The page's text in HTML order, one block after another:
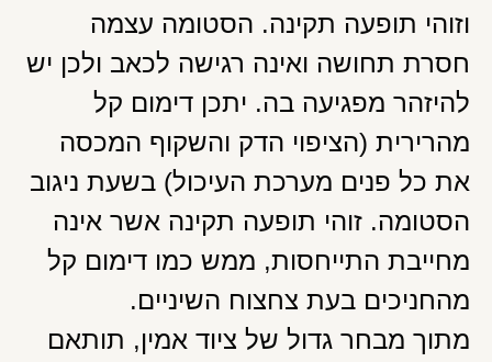
וזוהי תופעה תקינה. הסטומה עצמה
חסרת תחושה ואינה רגישה לכאב ולכן יש
להיזהר מפגיעה בה. יתכן דימום קל
מהרירית (הציפוי הדק והשקוף המכסה
את כל פנים מערכת העיכול) בשעת ניגוב
הסטומה. זוהי תופעה תקינה אשר אינה
מחייבת התייחסות, ממש כמו דימום קל
מהחניכים בעת צחצוח השיניים.
מתוך מבחר גדול של ציוד אמין, תותאם